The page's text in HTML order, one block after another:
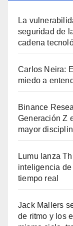
La
seguridad de
cadena
Carlos Neira:
miedo a
Binance
Generación Z
mayor
Lumu lanza
inteligencia
tiempo real
Jack Mallers
de ritmo y los